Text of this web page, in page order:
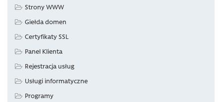
Strony WWW
Giełda domen
Certyfikaty SSL
Panel Klienta
Rejestracja usług
Usługi informatyczne
Programy